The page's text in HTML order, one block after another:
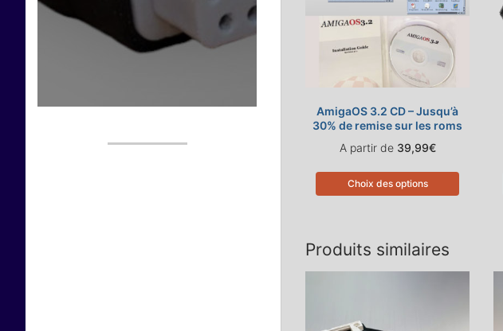
AmigaOS 3.2 CD – Jusqu’à
30% de remise sur les roms
A partir de 39,99€
Choix des options
Produits similaires